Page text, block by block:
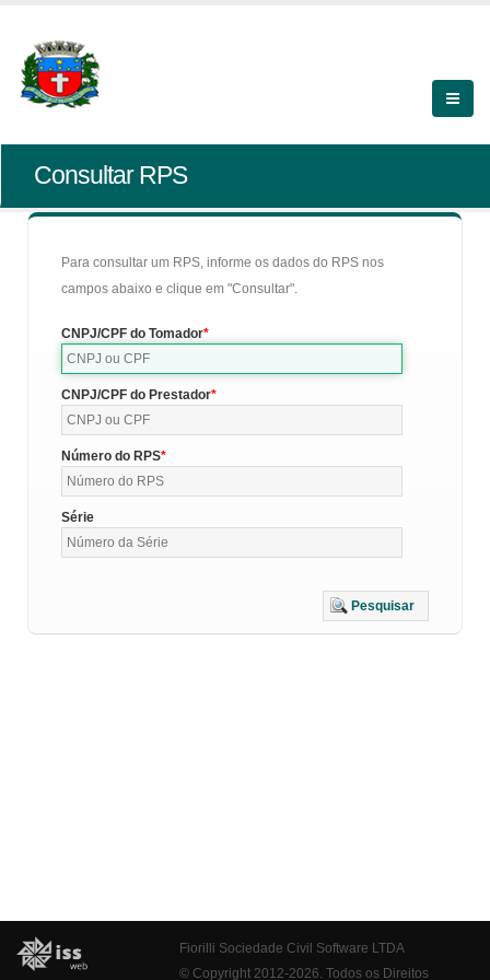
Consultar RPS
Para consultar um RPS, informe os dados do RPS nos
campos abaixo e clique em "Consultar".
CNPJ/CPF do Tomador
CNPJ/CPF do Prestador
Número do RPS
Série
Pesquisar
Fiorilli Sociedade Civil Software LTDA
© Copyright 2012-2026. Todos os Direitos